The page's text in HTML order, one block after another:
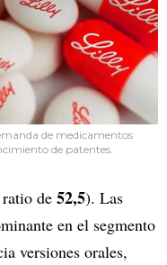
de medicamentos
de patentes.
de 52,5). Las
en el segmento
versiones orales,